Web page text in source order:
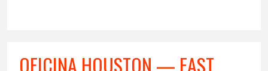
OFICINA HOUSTON — EAST